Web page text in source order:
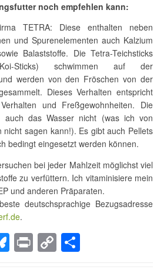
noch empfehlen kann:
TETRA: Diese enthalten neben
und Spurenelementen auch Kalzium
Balaststoffe. Die Tetra-Teichsticks
Koi-Sticks) schwimmen auf der
werden von den Fröschen von der
Dieses Verhalten entspricht
und Freßgewohnheiten. Die
auch das Wasser nicht (was ich von
nicht sagen kann!). Es gibt auch Pellets
bedingt eingesetzt werden können.
bei jeder Mahlzeit möglichst viel
zu verfüttern. Ich vitaminisiere mein
und anderen Präparaten.
deutschsprachige Bezugsadresse
.
Bl Pr C